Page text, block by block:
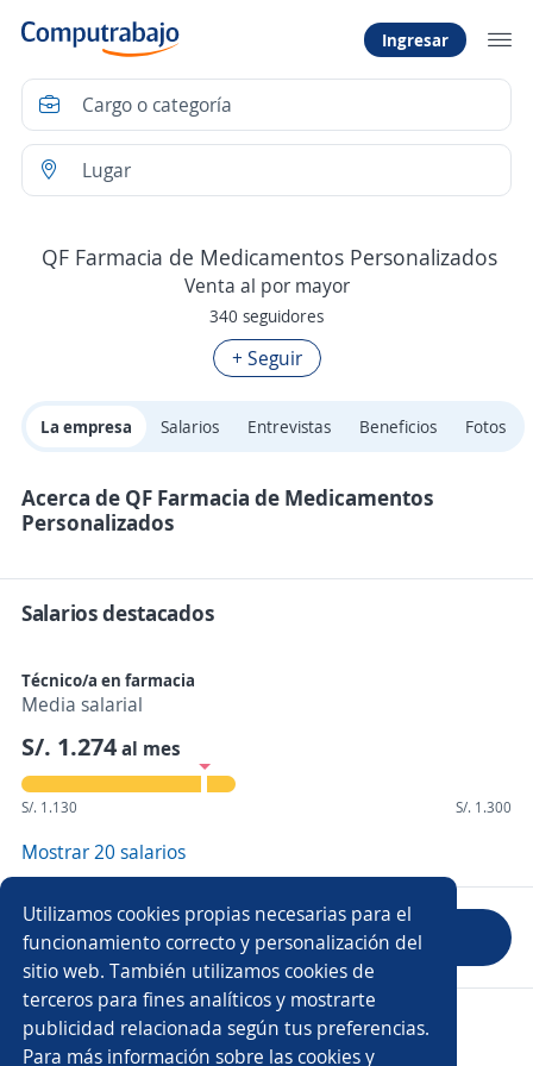
Ingresar
QF Farmacia de Medicamentos Personalizados
Venta al por mayor
340 seguidores
+ Seguir
La empresa Salarios Entrevistas Beneficios Fotos
Acerca de QF Farmacia de Medicamentos
Personalizados
Salarios destacados
Técnico/a en farmacia
Media salarial
S/. 1.274al mes
S/. 1.130 S/. 1.300
Mostrar 20 salarios
Evaluar empresa
Copyright 2014 - 2026 DGNET LTD.
Aviso legal
/ Privacidad
Utilizamos cookies propias necesarias para el
funcionamiento correcto y personalización del
sitio web. También utilizamos cookies de
terceros para fines analíticos y mostrarte
publicidad relacionada según tus preferencias.
Para más información sobre las cookies y